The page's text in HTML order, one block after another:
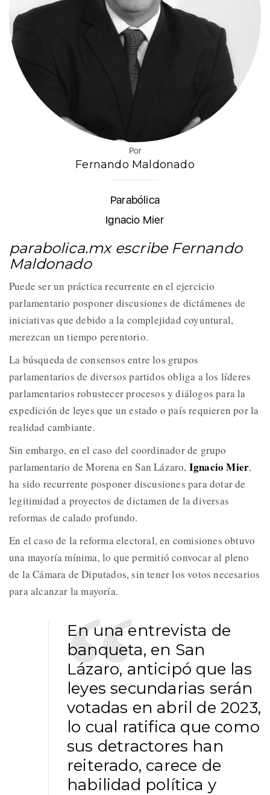
Por
Fernando Maldonado
Parabólica
Ignacio Mier
parabolica.mx escribe Fernando
Maldonado
Puede ser un práctica recurrente en el ejercicio
parlamentario posponer discusiones de dictámenes de
iniciativas que debido a la complejidad coyuntural,
merezcan un tiempo perentorio.
La búsqueda de consensos entre los grupos
parlamentarios de diversos partidos obliga a los líderes
parlamentarios robustecer procesos y diálogos para la
expedición de leyes que un estado o país requieren por la
realidad cambiante.
Sin embargo, en el caso del coordinador de grupo
parlamentario de Morena en San Lázaro, Ignacio Mier,
ha sido recurrente posponer discusiones para dotar de
legitimidad a proyectos de dictamen de la diversas
reformas de calado profundo.
En el caso de la reforma electoral, en comisiones obtuvo
una mayoría mínima, lo que permitió convocar al pleno
de la Cámara de Diputados, sin tener los votos necesarios
para alcanzar la mayoría.
En una entrevista de
banqueta, en San
Lázaro, anticipó que las
leyes secundarias serán
votadas en abril de 2023,
lo cual ratifica que como
sus detractores han
reiterado, carece de
habilidad política y